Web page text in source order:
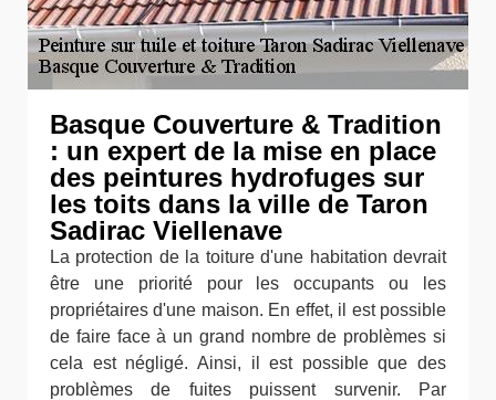
Basque Couverture & Tradition
: un expert de la mise en place
des peintures hydrofuges sur
les toits dans la ville de Taron
Sadirac Viellenave
La protection de la toiture d'une habitation devrait
être une priorité pour les occupants ou les
propriétaires d'une maison. En effet, il est possible
de faire face à un grand nombre de problèmes si
cela est négligé. Ainsi, il est possible que des
problèmes de fuites puissent survenir. Par